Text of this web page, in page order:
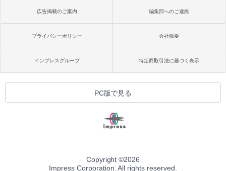
広告掲載のご案内 編集部へのご連絡
プライバシーポリシー 会社概要
インプレスグループ 特定商取引法に基づく表示
PC版で見る
Copyright ©2026
Impress Corporation. All rights reserved.